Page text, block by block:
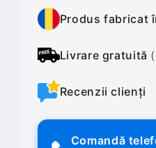
Produs fabricat
Livrare gratuită
Recenzii clienți
Comandă